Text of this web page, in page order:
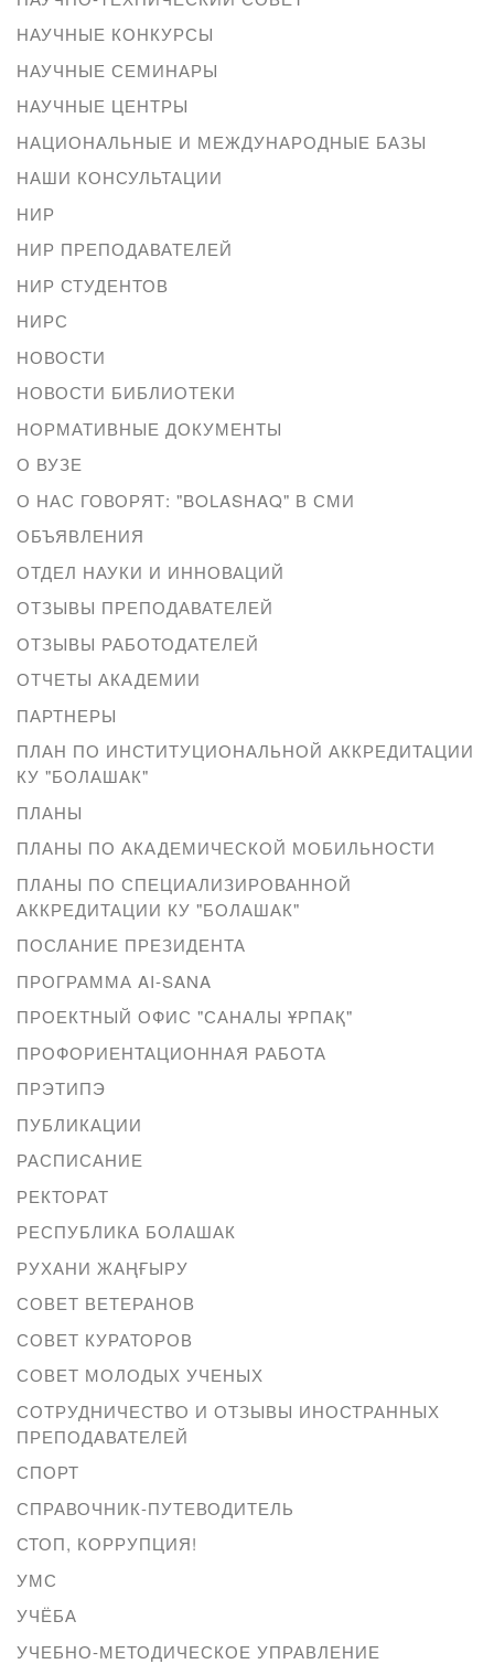
НАУЧНЫЕ КОНКУРСЫ
НАУЧНЫЕ СЕМИНАРЫ
НАУЧНЫЕ ЦЕНТРЫ
НАЦИОНАЛЬНЫЕ И МЕЖДУНАРОДНЫЕ БАЗЫ
НАШИ КОНСУЛЬТАЦИИ
НИР
НИР ПРЕПОДАВАТЕЛЕЙ
НИР СТУДЕНТОВ
НИРС
НОВОСТИ
НОВОСТИ БИБЛИОТЕКИ
НОРМАТИВНЫЕ ДОКУМЕНТЫ
О ВУЗЕ
О НАС ГОВОРЯТ: "BOLASHAQ" В СМИ
ОБЪЯВЛЕНИЯ
ОТДЕЛ НАУКИ И ИННОВАЦИЙ
ОТЗЫВЫ ПРЕПОДАВАТЕЛЕЙ
ОТЗЫВЫ РАБОТОДАТЕЛЕЙ
ОТЧЕТЫ АКАДЕМИИ
ПАРТНЕРЫ
ПЛАН ПО ИНСТИТУЦИОНАЛЬНОЙ АККРЕДИТАЦИИ
КУ "БОЛАШАК"
ПЛАНЫ
ПЛАНЫ ПО АКАДЕМИЧЕСКОЙ МОБИЛЬНОСТИ
ПЛАНЫ ПО СПЕЦИАЛИЗИРОВАННОЙ
АККРЕДИТАЦИИ КУ "БОЛАШАК"
ПОСЛАНИЕ ПРЕЗИДЕНТА
ПРОГРАММА AI-SANA
ПРОЕКТНЫЙ ОФИС "САНАЛЫ ҰРПАҚ"
ПРОФОРИЕНТАЦИОННАЯ РАБОТА
ПРЭТИПЭ
ПУБЛИКАЦИИ
РАСПИСАНИЕ
РЕКТОРАТ
РЕСПУБЛИКА БОЛАШАК
РУХАНИ ЖАҢҒЫРУ
СОВЕТ ВЕТЕРАНОВ
СОВЕТ КУРАТОРОВ
СОВЕТ МОЛОДЫХ УЧЕНЫХ
СОТРУДНИЧЕСТВО И ОТЗЫВЫ ИНОСТРАННЫХ
ПРЕПОДАВАТЕЛЕЙ
СПОРТ
СПРАВОЧНИК-ПУТЕВОДИТЕЛЬ
СТОП, КОРРУПЦИЯ!
УМС
УЧЁБА
УЧЕБНО-МЕТОДИЧЕСКОЕ УПРАВЛЕНИЕ